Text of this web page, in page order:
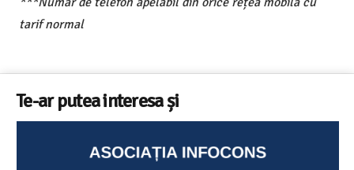
tarif normal
Te-ar putea interesa și